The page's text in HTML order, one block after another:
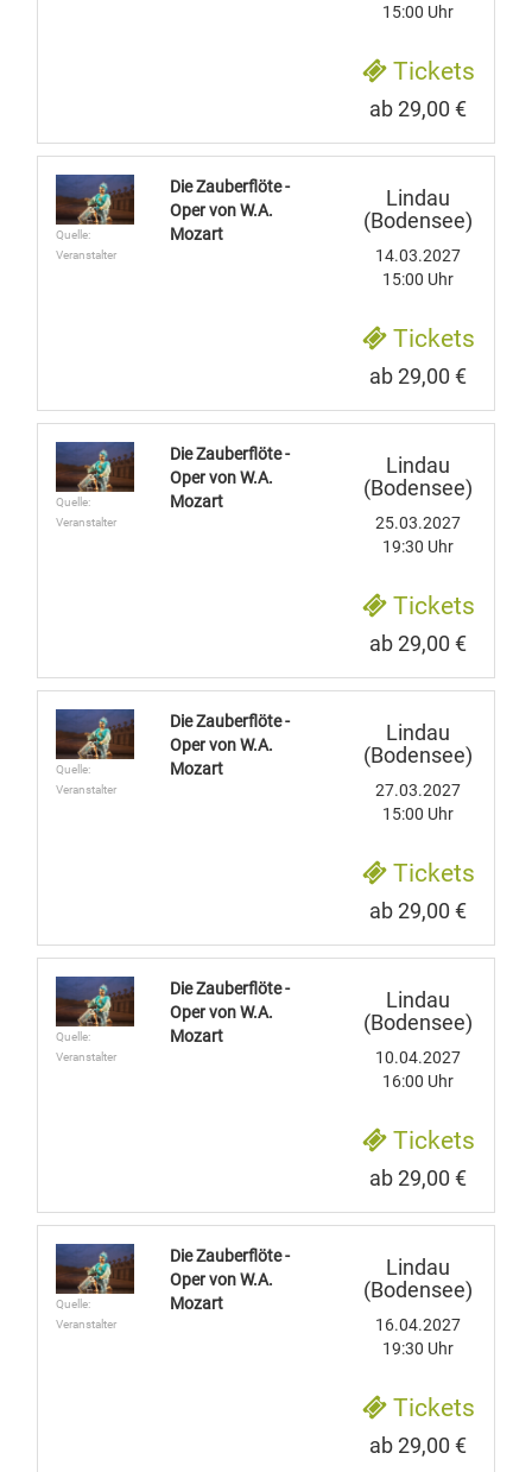
15:00 Uhr
Tickets
ab 29,00 €
Quelle:
Veranstalter
Die Zauberflöte -
Oper von W.A.
Mozart
Lindau
(Bodensee)
14.03.2027
15:00 Uhr
Tickets
ab 29,00 €
Quelle:
Veranstalter
Die Zauberflöte -
Oper von W.A.
Mozart
Lindau
(Bodensee)
25.03.2027
19:30 Uhr
Tickets
ab 29,00 €
Quelle:
Veranstalter
Die Zauberflöte -
Oper von W.A.
Mozart
Lindau
(Bodensee)
27.03.2027
15:00 Uhr
Tickets
ab 29,00 €
Quelle:
Veranstalter
Die Zauberflöte -
Oper von W.A.
Mozart
Lindau
(Bodensee)
10.04.2027
16:00 Uhr
Tickets
ab 29,00 €
Quelle:
Veranstalter
Die Zauberflöte -
Oper von W.A.
Mozart
Lindau
(Bodensee)
16.04.2027
19:30 Uhr
Tickets
ab 29,00 €